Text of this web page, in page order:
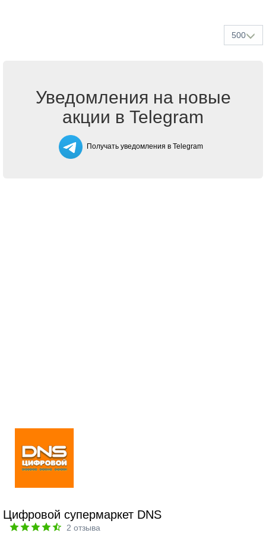
500
Уведомления на новые
акции в Telegram
Получать уведомления в Telegram
Цифровой супермаркет DNS
2 отзыва